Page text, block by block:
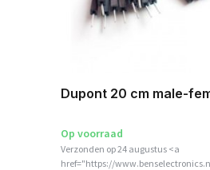
Dupont 20 cm male-
Op voorraad
Verzonden op 24 augustus <a
href="https://